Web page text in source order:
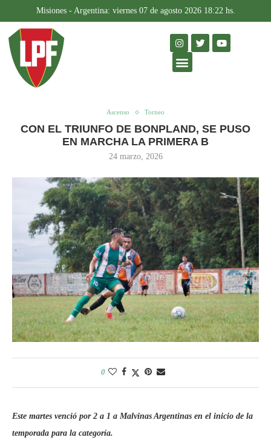
Misiones - Argentina: viernes 07 de agosto 2026 18:22 hs.
Home
BONPLAND, SE PUSO EN MARCHA LA PRIMERA B
Ascenso Torneo
CON EL TRIUNFO DE BONPLAND, SE PUSO
EN MARCHA LA PRIMERA B
24 marzo, 2026
0
Este martes venció por 2 a 1 a Malvinas Argentinas en el inicio de la
temporada para la categoría.